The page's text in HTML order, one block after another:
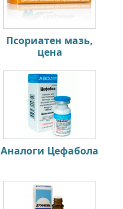
Псориатен мазь,
цена
Аналоги Цефабола